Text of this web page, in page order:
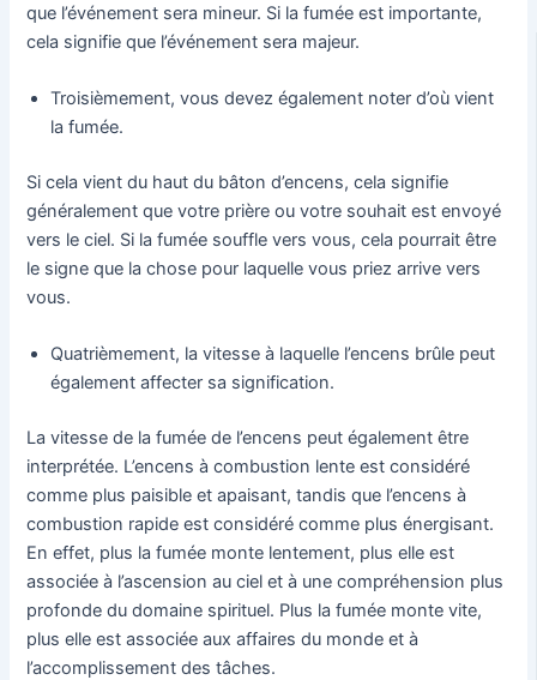
que l’événement sera mineur. Si la fumée est importante,
cela signifie que l’événement sera majeur.
Troisièmement, vous devez également noter d’où vient
la fumée.
Si cela vient du haut du bâton d’encens, cela signifie
généralement que votre prière ou votre souhait est envoyé
vers le ciel. Si la fumée souffle vers vous, cela pourrait être
le signe que la chose pour laquelle vous priez arrive vers
vous.
Quatrièmement, la vitesse à laquelle l’encens brûle peut
également affecter sa signification.
La vitesse de la fumée de l’encens peut également être
interprétée. L’encens à combustion lente est considéré
comme plus paisible et apaisant, tandis que l’encens à
combustion rapide est considéré comme plus énergisant.
En effet, plus la fumée monte lentement, plus elle est
associée à l’ascension au ciel et à une compréhension plus
profonde du domaine spirituel. Plus la fumée monte vite,
plus elle est associée aux affaires du monde et à
l’accomplissement des tâches.